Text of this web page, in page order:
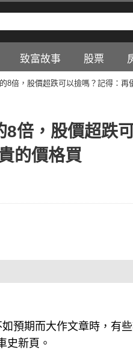
致富故事 股票
8倍，股價超跌可以撿嗎？記得：再
倍，股價超跌
的價格買
預期而大作文章時，有
史新頁。